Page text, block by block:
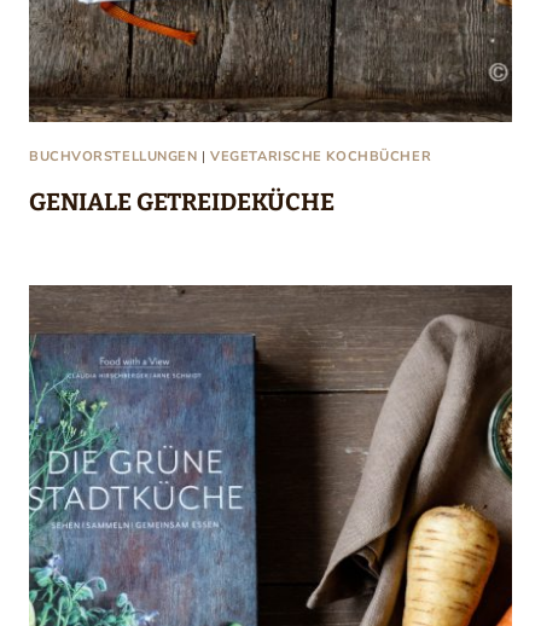
BUCHVORSTELLUNGEN |VEGETARISCHE KOCHBÜCHER
GENIALE GETREIDEKÜCHE